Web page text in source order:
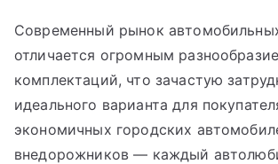
Современный рынок
отличается огромным
комплектаций, что зачастую
идеального варианта для
экономичных городских
внедорожников — каждый